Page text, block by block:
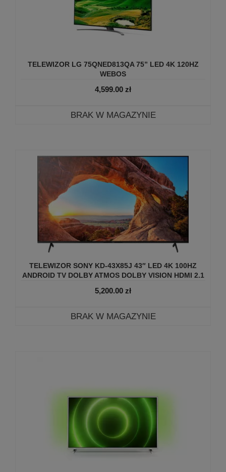
TELEWIZOR LG 75QNED813QA 75” LED 4K 120HZ
WEBOS
4,599.00 zł
BRAK W MAGAZYNIE
TELEWIZOR SONY KD-43X85J 43″ LED 4K 100HZ
ANDROID TV DOLBY ATMOS DOLBY VISION HDMI 2.1
5,200.00 zł
BRAK W MAGAZYNIE